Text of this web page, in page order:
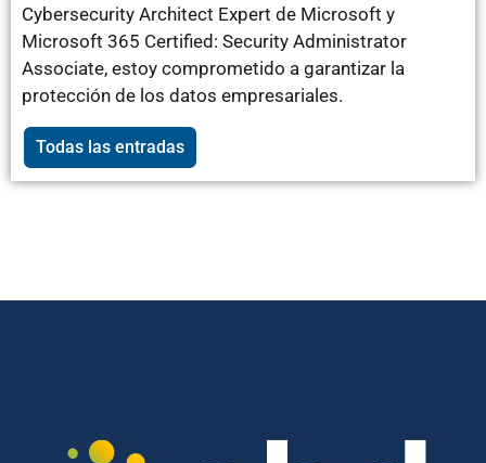
Cybersecurity Architect Expert de Microsoft y
Microsoft 365 Certified: Security Administrator
Associate, estoy comprometido a garantizar la
protección de los datos empresariales.
Todas las entradas